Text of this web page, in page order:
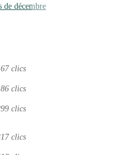
de décembre
67 clics
86 clics
clics
clics